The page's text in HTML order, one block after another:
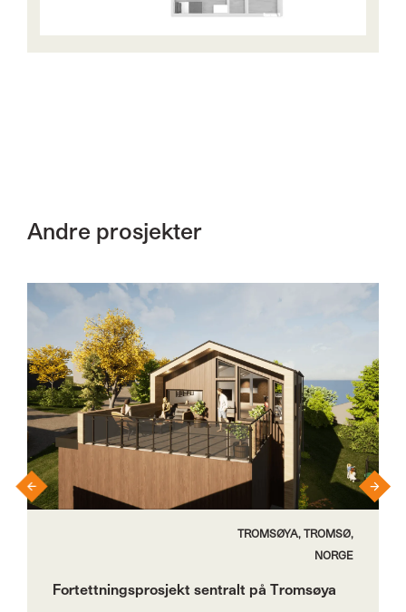
Andre prosjekter
TROMSØYA, TROMSØ,
NORGE
Fortettningsprosjekt sentralt på Tromsøya
‹ ›